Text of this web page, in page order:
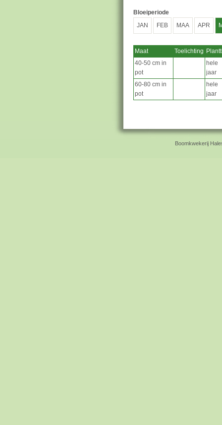
Bloeiperiode
JAN
FEB MAA APR
Maat Toelichting
40-50 cm in
pot
hele
jaar
60-80 cm in
pot
hele
jaar
Boomkwekerij